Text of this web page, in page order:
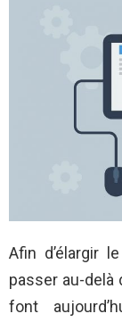
Afin d’élargir
passer au-
font